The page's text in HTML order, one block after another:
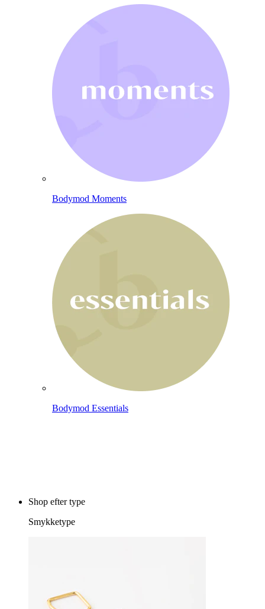
Bodymod Moments
Bodymod Essentials
Shop efter type
Smykketype